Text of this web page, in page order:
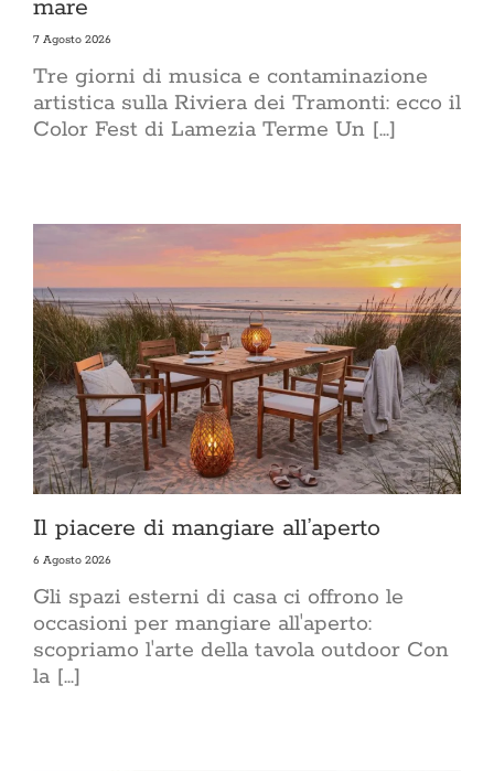
mare
7 Agosto 2026
Tre giorni di musica e contaminazione
artistica sulla Riviera dei Tramonti: ecco il
Color Fest di Lamezia Terme Un [...]
Il piacere di mangiare all’aperto
6 Agosto 2026
Gli spazi esterni di casa ci offrono le
occasioni per mangiare all'aperto:
scopriamo l'arte della tavola outdoor Con
la [...]